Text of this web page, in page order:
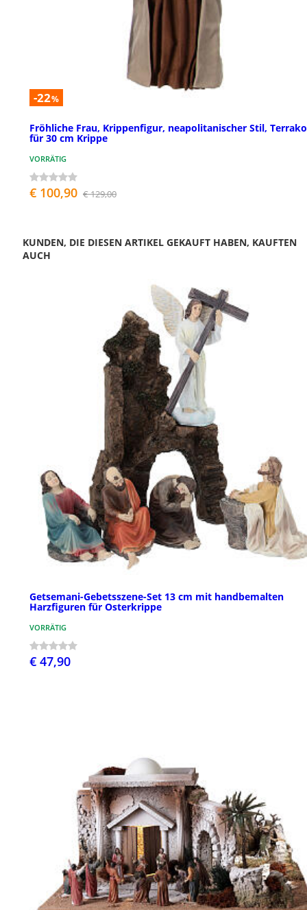
-22%
Fröhliche Frau, Krippenfigur, neapolitanischer Stil,
für 30 cm Krippe
VORRÄTIG
€ 100,90 € 129,00
KUNDEN, DIE DIESEN ARTIKEL GEKAUFT HABEN, KAUFTEN
AUCH
Getsemani-Gebetsszene-Set 13 cm mit handbemalten
Harzfiguren für Osterkrippe
VORRÄTIG
€ 47,90